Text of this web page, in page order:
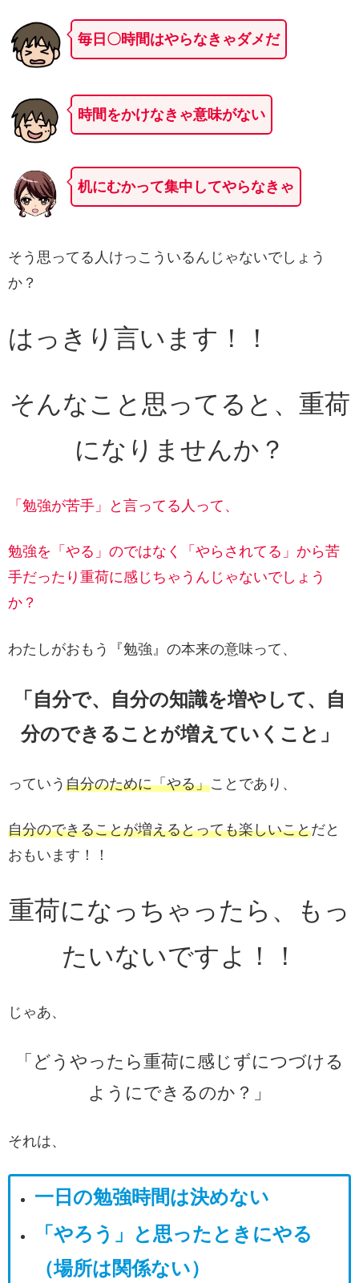
毎日〇時間はやらなきゃダメだ
時間をかけなきゃ意味がない
机にむかって集中してやらなきゃ
そう思ってる人けっこういるんじゃないでしょう
か？
はっきり言います！！
そんなこと思ってると、重荷
になりませんか？
「勉強が苦手」と言ってる人って、
勉強を「やる」のではなく「やらされてる」から苦
手だったり重荷に感じちゃうんじゃないでしょう
か？
わたしがおもう『勉強』の本来の意味って、
「自分で、
自分の知識を増やして、自
分のできることが増えていくこと」
っていう 自分のために「やる」ことであり、
自分のできることが増えるとっても楽しいことだと
おもいます！！
重荷になっちゃったら、もっ
たいないですよ！！
じゃあ、
「どうやったら重荷に感じずにつづける
ようにできるのか？」
それは、
一日の勉強時間は決めない
「やろう」と思ったときにやる
（場所は関係ない）